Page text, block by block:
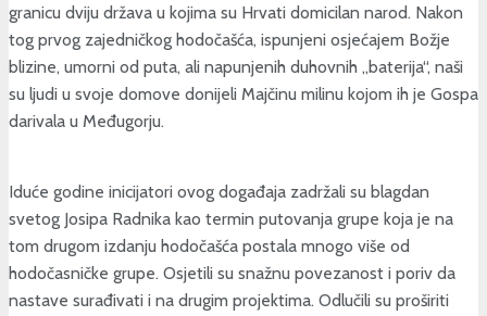
granicu dviju država u kojima su Hrvati domicilan narod. Nakon
tog prvog zajedničkog hodočašća, ispunjeni osjećajem Božje
blizine, umorni od puta, ali napunjenih duhovnih „baterija“, naši
su ljudi u svoje domove donijeli Majčinu milinu kojom ih je Gospa
darivala u Međugorju.
Iduće godine inicijatori ovog događaja zadržali su blagdan
svetog Josipa Radnika kao termin putovanja grupe koja je na
tom drugom izdanju hodočašća postala mnogo više od
hodočasničke grupe. Osjetili su snažnu povezanost i poriv da
nastave surađivati i na drugim projektima. Odlučili su proširiti